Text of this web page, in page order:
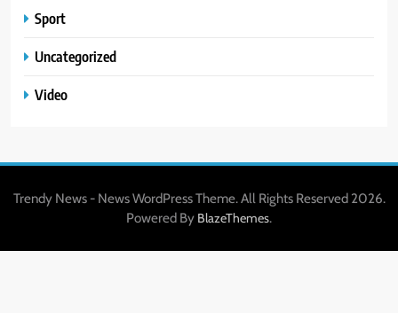
Sport
Uncategorized
Video
Trendy News - News WordPress Theme. All Rights Reserved 2026.
Powered By BlazeThemes.